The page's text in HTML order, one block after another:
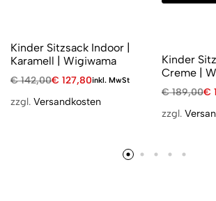
Kinder Sitzsack Indoor |
Karamell | Wigiwama
€142,00€ 127,80inkl. MwSt
zzgl. Versandkosten
Kinder
Creme |
€189,00€
zzgl.